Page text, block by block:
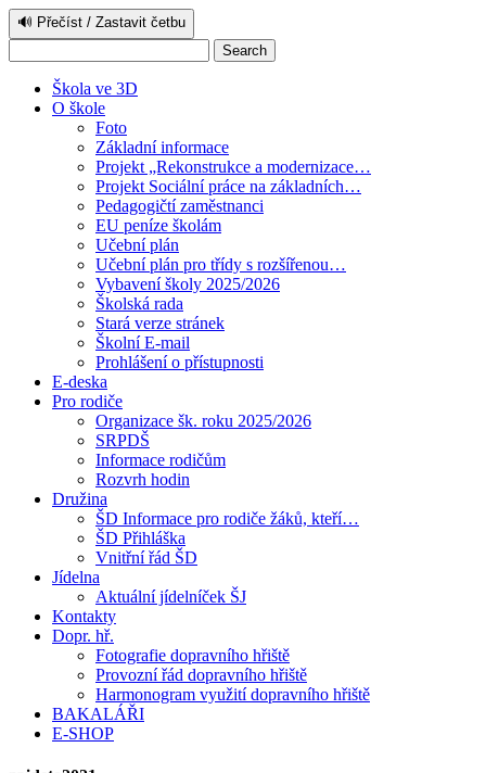
🔊 Přečíst / Zastavit četbu
Škola ve 3D
O škole
Foto
Základní informace
Projekt „Rekonstrukce a modernizace…
Projekt Sociální práce na základních…
Pedagogičtí zaměstnanci
EU peníze školám
Učební plán
Učební plán pro třídy s rozšířenou…
Vybavení školy 2025/2026
Školská rada
Stará verze stránek
Školní E-mail
Prohlášení o přístupnosti
E-deska
Pro rodiče
Organizace šk. roku 2025/2026
SRPDŠ
Informace rodičům
Rozvrh hodin
Družina
ŠD Informace pro rodiče žáků, kteří…
ŠD Přihláška
Vnitřní řád ŠD
Jídelna
Aktuální jídelníček ŠJ
Kontakty
Dopr. hř.
Fotografie dopravního hřiště
Provozní řád dopravního hřiště
Harmonogram využití dopravního hřiště
BAKALÁŘI
E-SHOP